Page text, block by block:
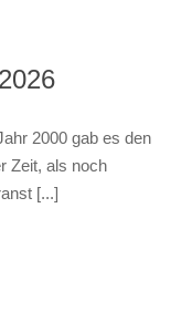
2000 gab es den
Zeit, als noch
[...]